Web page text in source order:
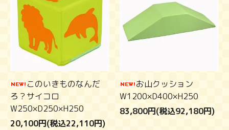
このいきものなんだ
ろ？サイコロ
W250×D250×H250
20,100円(税込22,110円)
お山クッション
W1200×D400×H250
83,800円(税込92,180円)